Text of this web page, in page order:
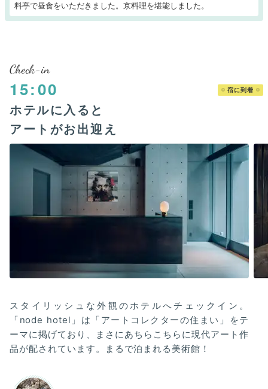
料亭で昼食をいただきました。京料理を堪能しました。
Check-in
15:00 宿に到着
ホテルに入ると
アートがお出迎え
スタイリッシュな外観のホテルへチェックイン。
「node hotel」は「アートコレクターの住まい」をテ
ーマに掲げており、まさにあちらこちらに現代アート作
品が配されています。まるで泊まれる美術館！